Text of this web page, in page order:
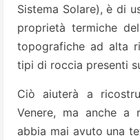
Sistema Solare), è di
proprietà termiche
topografiche ad alta
tipi di roccia presenti
Ciò aiuterà a
Venere, ma anche a
abbia mai avuto una